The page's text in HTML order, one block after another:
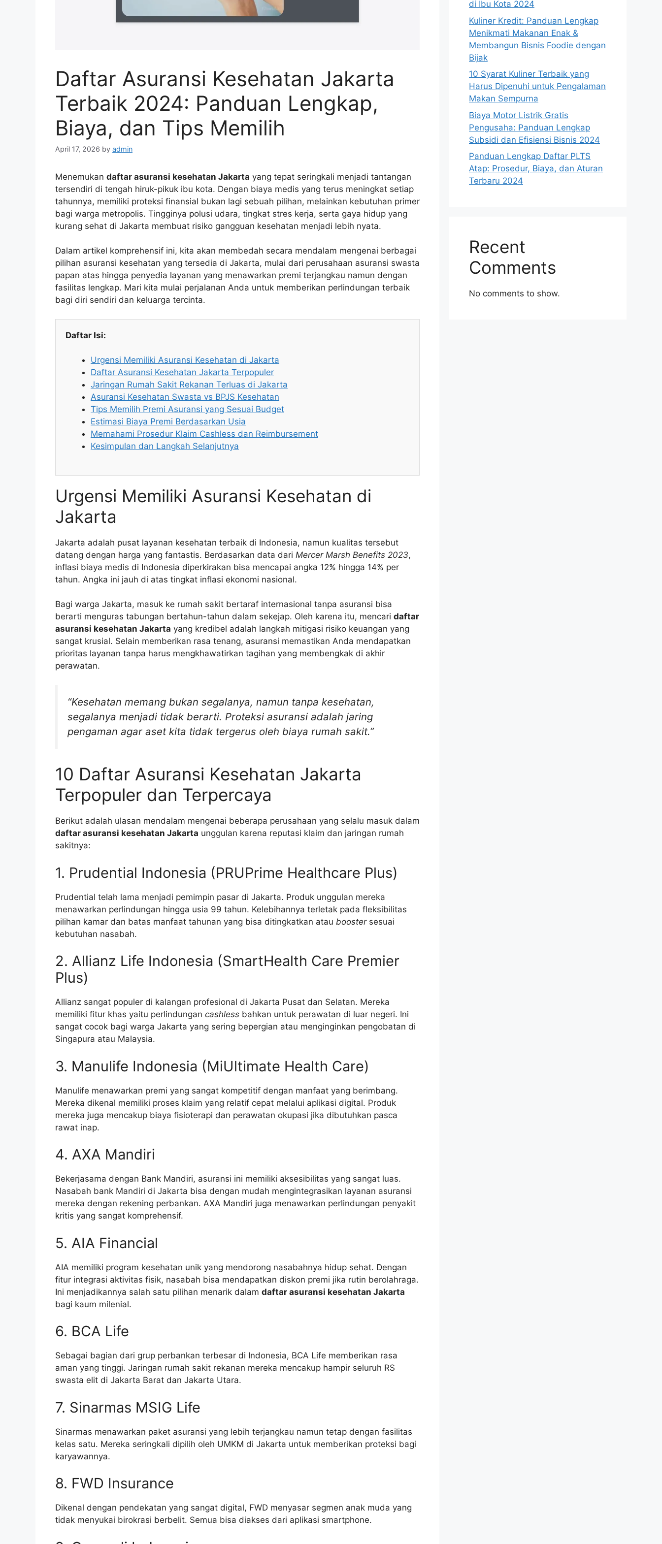
Daftar Asuransi Kesehatan Jakarta
Terbaik 2024: Panduan Lengkap,
Biaya, dan Tips Memilih
April 17, 2026 by admin
Menemukan daftar asuransi kesehatan Jakarta yang tepat seringkali menjadi tantangan
tersendiri di tengah hiruk-pikuk ibu kota. Dengan biaya medis yang terus meningkat setiap
tahunnya, memiliki proteksi finansial bukan lagi sebuah pilihan, melainkan kebutuhan primer
bagi warga metropolis. Tingginya polusi udara, tingkat stres kerja, serta gaya hidup yang
kurang sehat di Jakarta membuat risiko gangguan kesehatan menjadi lebih nyata.
Dalam artikel komprehensif ini, kita akan membedah secara mendalam mengenai berbagai
pilihan asuransi kesehatan yang tersedia di Jakarta, mulai dari perusahaan asuransi swasta
papan atas hingga penyedia layanan yang menawarkan premi terjangkau namun dengan
fasilitas lengkap. Mari kita mulai perjalanan Anda untuk memberikan perlindungan terbaik
bagi diri sendiri dan keluarga tercinta.
Daftar Isi:
Urgensi Memiliki Asuransi Kesehatan di Jakarta
Daftar Asuransi Kesehatan Jakarta Terpopuler
Jaringan Rumah Sakit Rekanan Terluas di Jakarta
Asuransi Kesehatan Swasta vs BPJS Kesehatan
Tips Memilih Premi Asuransi yang Sesuai Budget
Estimasi Biaya Premi Berdasarkan Usia
Memahami Prosedur Klaim Cashless dan Reimbursement
Kesimpulan dan Langkah Selanjutnya
Urgensi Memiliki Asuransi Kesehatan di
Jakarta
Jakarta adalah pusat layanan kesehatan terbaik di Indonesia, namun kualitas tersebut
datang dengan harga yang fantastis. Berdasarkan data dari Mercer Marsh Benefits 2023,
inflasi biaya medis di Indonesia diperkirakan bisa mencapai angka 12% hingga 14% per
tahun. Angka ini jauh di atas tingkat inflasi ekonomi nasional.
Bagi warga Jakarta, masuk ke rumah sakit bertaraf internasional tanpa asuransi bisa
berarti menguras tabungan bertahun-tahun dalam sekejap. Oleh karena itu, mencari daftar
asuransi kesehatan Jakarta yang kredibel adalah langkah mitigasi risiko keuangan yang
sangat krusial. Selain memberikan rasa tenang, asuransi memastikan Anda mendapatkan
prioritas layanan tanpa harus mengkhawatirkan tagihan yang membengkak di akhir
perawatan.
“Kesehatan memang bukan segalanya, namun tanpa kesehatan,
segalanya menjadi tidak berarti. Proteksi asuransi adalah jaring
pengaman agar aset kita tidak tergerus oleh biaya rumah sakit.”
10 Daftar Asuransi Kesehatan Jakarta
Terpopuler dan Terpercaya
Berikut adalah ulasan mendalam mengenai beberapa perusahaan yang selalu masuk dalam
daftar asuransi kesehatan Jakarta unggulan karena reputasi klaim dan jaringan rumah
sakitnya:
1. Prudential Indonesia (PRUPrime Healthcare Plus)
Prudential telah lama menjadi pemimpin pasar di Jakarta. Produk unggulan mereka
menawarkan perlindungan hingga usia 99 tahun. Kelebihannya terletak pada fleksibilitas
pilihan kamar dan batas manfaat tahunan yang bisa ditingkatkan atau boostersesuai
kebutuhan nasabah.
2. Allianz Life Indonesia (SmartHealth Care Premier
Plus)
Allianz sangat populer di kalangan profesional di Jakarta Pusat dan Selatan. Mereka
memiliki fitur khas yaitu perlindungan cashless bahkan untuk perawatan di luar negeri. Ini
sangat cocok bagi warga Jakarta yang sering bepergian atau menginginkan pengobatan di
Singapura atau Malaysia.
3. Manulife Indonesia (MiUltimate Health Care)
Manulife menawarkan premi yang sangat kompetitif dengan manfaat yang berimbang.
Mereka dikenal memiliki proses klaim yang relatif cepat melalui aplikasi digital. Produk
mereka juga mencakup biaya fisioterapi dan perawatan okupasi jika dibutuhkan pasca
rawat inap.
4. AXA Mandiri
Bekerjasama dengan Bank Mandiri, asuransi ini memiliki aksesibilitas yang sangat luas.
Nasabah bank Mandiri di Jakarta bisa dengan mudah mengintegrasikan layanan asuransi
mereka dengan rekening perbankan. AXA Mandiri juga menawarkan perlindungan penyakit
kritis yang sangat komprehensif.
5. AIA Financial
AIA memiliki program kesehatan unik yang mendorong nasabahnya hidup sehat. Dengan
fitur integrasi aktivitas fisik, nasabah bisa mendapatkan diskon premi jika rutin berolahraga.
Ini menjadikannya salah satu pilihan menarik dalam daftar asuransi kesehatan Jakarta
bagi kaum milenial.
6. BCA Life
Sebagai bagian dari grup perbankan terbesar di Indonesia, BCA Life memberikan rasa
aman yang tinggi. Jaringan rumah sakit rekanan mereka mencakup hampir seluruh RS
swasta elit di Jakarta Barat dan Jakarta Utara.
7. Sinarmas MSIG Life
Sinarmas menawarkan paket asuransi yang lebih terjangkau namun tetap dengan fasilitas
kelas satu. Mereka seringkali dipilih oleh UMKM di Jakarta untuk memberikan proteksi bagi
karyawannya.
8. FWD Insurance
Dikenal dengan pendekatan yang sangat digital, FWD menyasar segmen anak muda yang
tidak menyukai birokrasi berbelit. Semua bisa diakses dari aplikasi smartphone.
di Ibu Kota 2024
Kuliner Kredit: Panduan Lengkap
Menikmati Makanan Enak &
Membangun Bisnis Foodie dengan
Bijak
10 Syarat Kuliner Terbaik yang
Harus Dipenuhi untuk Pengalaman
Makan Sempurna
Biaya Motor Listrik Gratis
Pengusaha: Panduan Lengkap
Subsidi dan Efisiensi Bisnis 2024
Panduan Lengkap Daftar PLTS
Atap: Prosedur, Biaya, dan Aturan
Terbaru 2024
Recent
Comments
No comments to show.